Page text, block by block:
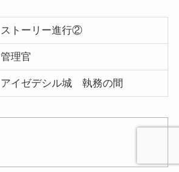
ストーリー進行②
管理官
アイゼデシル城 執務の間